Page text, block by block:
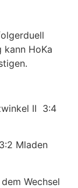
HoKa
II 3:4
Mladen
Wechsel